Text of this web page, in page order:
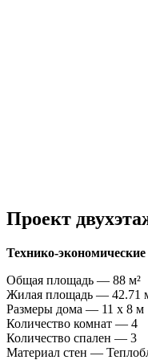
Проект
Технико-экономические
Общая площадь — 88 м²
Жилая площадь — 42.71
Размеры дома — 11 x 8 м
Количество комнат — 4
Количество спален — 3
Материал стен —